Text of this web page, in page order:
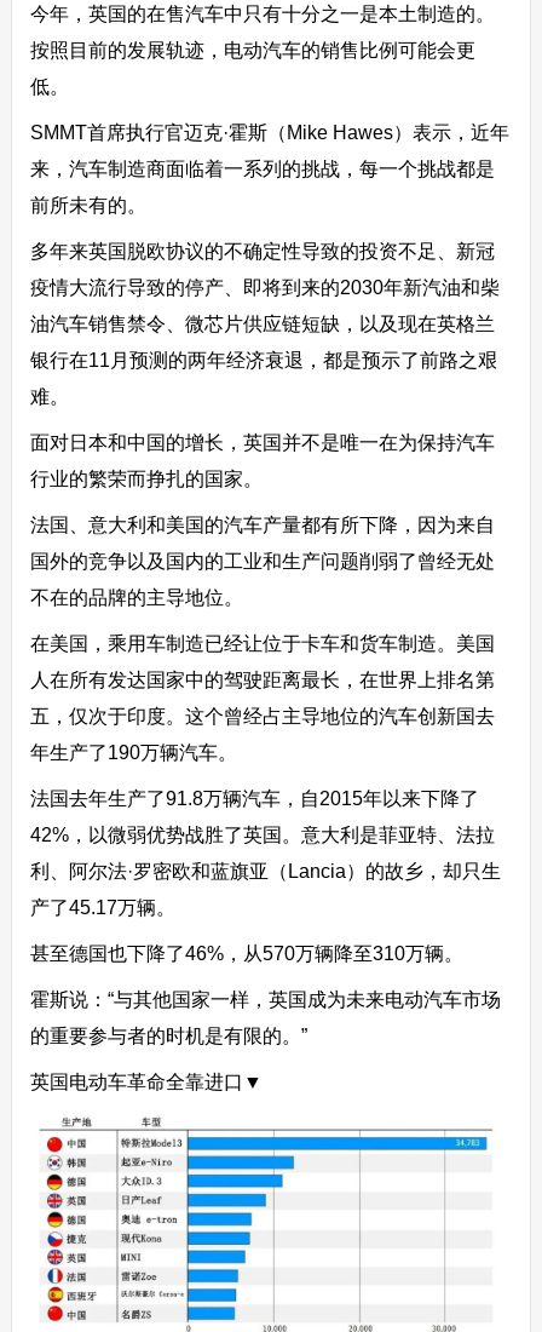
今年，英国的在售汽车中只有十分之一是本土制造的。
按照目前的发展轨迹，电动汽车的销售比例可能会更
低。
SMMT首席执行官迈克·霍斯（Mike Hawes）表示，近年
来，汽车制造商面临着一系列的挑战，每一个挑战都是
前所未有的。
多年来英国脱欧协议的不确定性导致的投资不足、新冠
疫情大流行导致的停产、即将到来的2030年新汽油和柴
油汽车销售禁令、微芯片供应链短缺，以及现在英格兰
银行在11月预测的两年经济衰退，都是预示了前路之艰
难。
面对日本和中国的增长，英国并不是唯一在为保持汽车
行业的繁荣而挣扎的国家。
法国、意大利和美国的汽车产量都有所下降，因为来自
国外的竞争以及国内的工业和生产问题削弱了曾经无处
不在的品牌的主导地位。
在美国，乘用车制造已经让位于卡车和货车制造。美国
人在所有发达国家中的驾驶距离最长，在世界上排名第
五，仅次于印度。这个曾经占主导地位的汽车创新国去
年生产了190万辆汽车。
法国去年生产了91.8万辆汽车，自2015年以来下降了
42%，以微弱优势战胜了英国。意大利是菲亚特、法拉
利、阿尔法·罗密欧和蓝旗亚（Lancia）的故乡，却只生
产了45.17万辆。
甚至德国也下降了46%，从570万辆降至310万辆。
霍斯说：“与其他国家一样，英国成为未来电动汽车市场
的重要参与者的时机是有限的。”
英国电动车革命全靠进口▼